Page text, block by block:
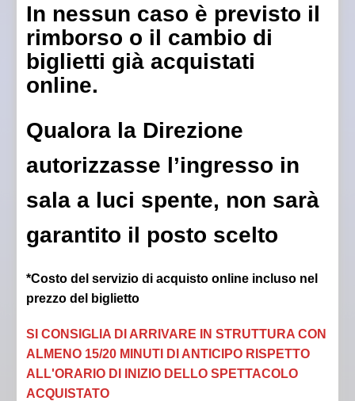
In nessun caso è previsto il
rimborso o il cambio di
biglietti già acquistati
online.
Qualora la Direzione
autorizzasse l’ingresso in
sala a luci spente, non sarà
garantito il posto scelto
*Costo del servizio di acquisto online incluso nel
prezzo del biglietto
SI CONSIGLIA DI ARRIVARE IN STRUTTURA CON
ALMENO 15/20 MINUTI DI ANTICIPO RISPETTO
ALL'ORARIO DI INIZIO DELLO SPETTACOLO
ACQUISTATO